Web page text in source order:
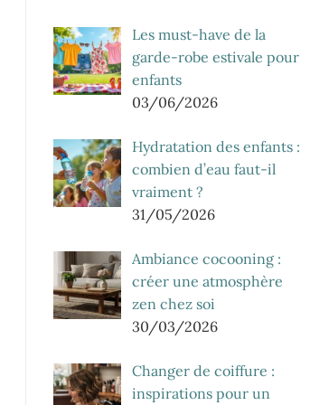
Les must-have de la
garde-robe estivale pour
enfants
03/06/2026
Hydratation des enfants :
combien d’eau faut-il
vraiment ?
31/05/2026
Ambiance cocooning :
créer une atmosphère
zen chez soi
30/03/2026
Changer de coiffure :
inspirations pour un